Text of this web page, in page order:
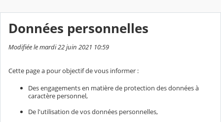
Données personnelles
Modifiée le mardi 22 juin 2021 10:59
Cette page a pour objectif de vous informer :
Des engagements en matière de protection des données à
caractère personnel,
De l'utilisation de vos données personnelles,